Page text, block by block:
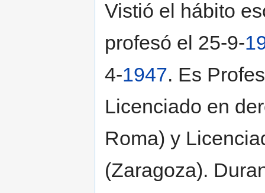
Vistió el hábito
profesó el 25-9-
4-1947. Es
Licenciado en
Roma) y
(Zaragoza).